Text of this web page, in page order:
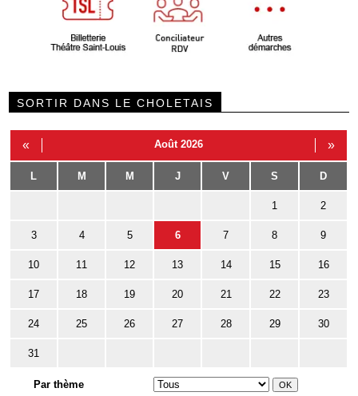
SORTIR DANS LE CHOLETAIS
« Août 2026 »
L M M J V S D
1 2
3 4 5 6 7 8 9
10 11 12 13 14 15 16
17 18 19 20 21 22 23
24 25 26 27 28 29 30
31
Par thème